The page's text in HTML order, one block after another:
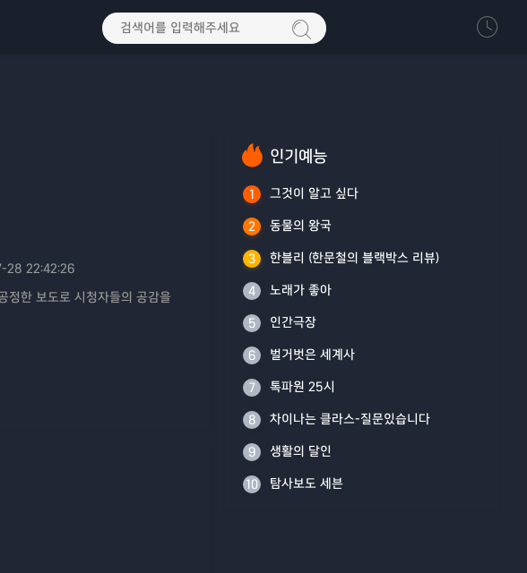
28 22:42:26
정한 보도로 시청자들의 공감을
인기예능
1 그것이 알고 싶다
2 동물의 왕국
3 한블리 (한문철의 블랙박스 리뷰)
4 노래가 좋아
5 인간극장
6 벌거벗은 세계사
7 톡파원 25시
8 차이나는 클라스-질문있습니다
9 생활의 달인
10 탐사보도 세븐